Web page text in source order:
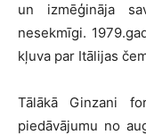
un izmēģināja
nesekmīgi.
kļuva par Itālijas
Tālākā Ginzani
piedāvājumu no